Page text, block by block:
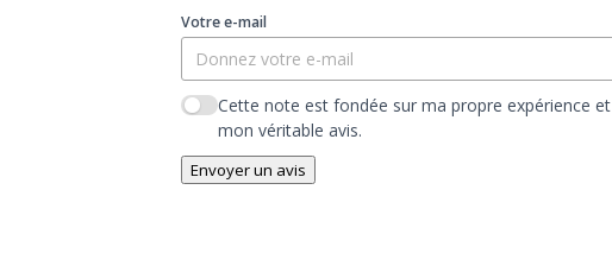
Votre e-mail
Cette note est fondée sur ma propre expérience et
mon véritable avis.
Envoyer un avis